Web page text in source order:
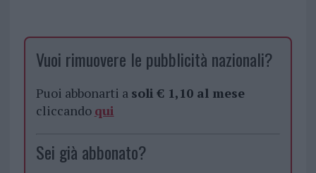
Vuoi rimuovere le pubblicità nazionali?
Puoi abbonarti a soli € 1,10 al mese
cliccando qui
Sei già abbonato?